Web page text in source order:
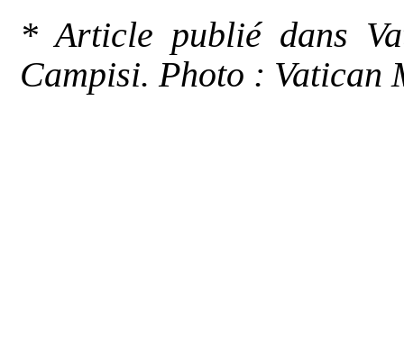
* Article publié dans
Campisi. Photo : Vatican